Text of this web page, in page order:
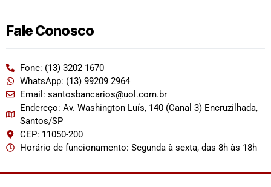
Fale Conosco
Fone: (13) 3202 1670
WhatsApp: (13) 99209 2964
Email: santosbancarios@uol.com.br
Endereço: Av. Washington Luís, 140 (Canal 3) Encruzilhada,
Santos/SP
CEP: 11050-200
Horário de funcionamento: Segunda à sexta, das 8h às 18h